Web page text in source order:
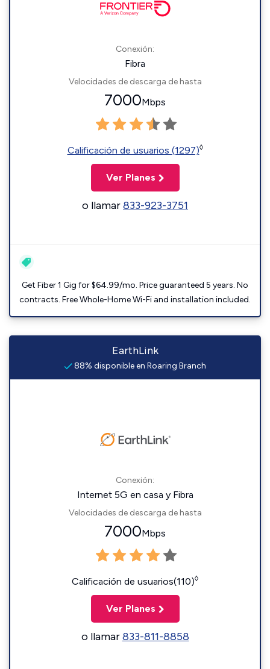
Conexión:
Fibra
Velocidades de descarga de hasta
7000Mbps
Calificación de usuarios (1297)◊
Ver Planes
o llamar833-923-3751
Get Fiber 1 Gig for $64.99/mo. Price guaranteed 5 years. No
contracts. Free Whole-Home Wi-Fi and installation included.
EarthLink
88% disponible en Roaring Branch
Conexión:
Internet 5G en casa y Fibra
Velocidades de descarga de hasta
7000Mbps
Calificación de usuarios(110)◊
Ver Planes
o llamar833-811-8858